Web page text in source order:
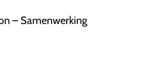
– Samenwerking